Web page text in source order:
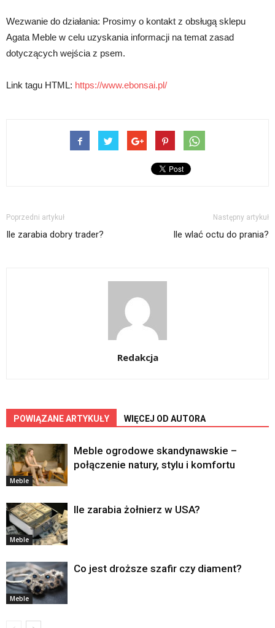
Wezwanie do działania: Prosimy o kontakt z obsługą sklepu
Agata Meble w celu uzyskania informacji na temat zasad
dotyczących wejścia z psem.
Link tagu HTML: https://www.ebonsai.pl/
Poprzedni artykuł
Ile zarabia dobry trader?
Następny artykuł
Ile wlać octu do prania?
Redakcja
POWIĄZANE ARTYKUŁY WIĘCEJ OD AUTORA
Meble
Meble ogrodowe skandynawskie –
połączenie natury, stylu i komfortu
Meble
Ile zarabia żołnierz w USA?
Meble
Co jest droższe szafir czy diament?